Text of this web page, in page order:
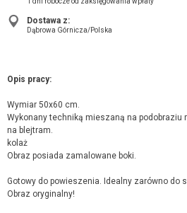
Dostawa z:
Dąbrowa Górnicza/Polska
Opis pracy:
Wymiar 50x60 cm.
Wykonany techniką mieszaną na podobraziu
na blejtram.
kolaż
Obraz posiada zamalowane boki.
Gotowy do powieszenia. Idealny zarówno do
Obraz oryginalny!